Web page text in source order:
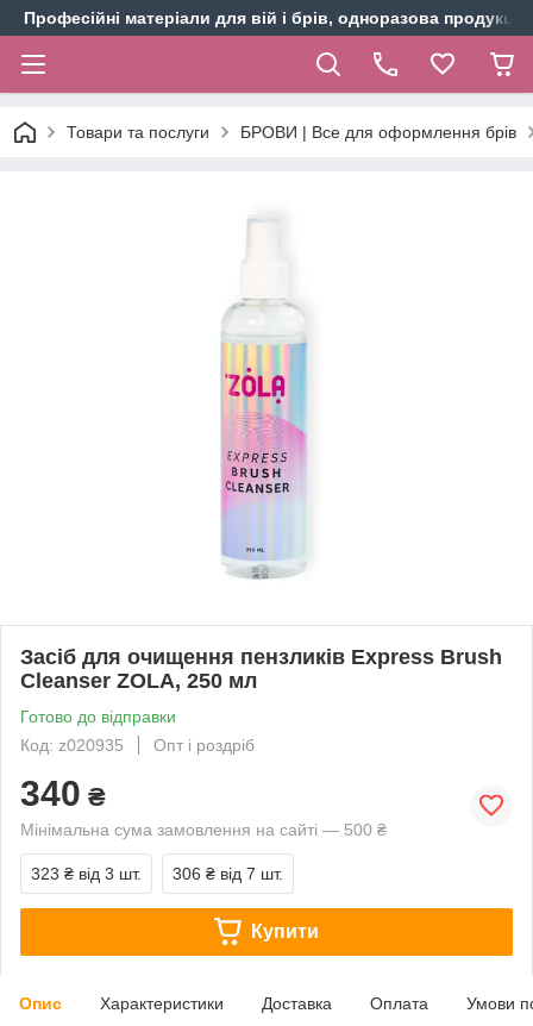
Професійні матеріали для вій і брів, одноразова продукція
Товари та послуги БРОВИ | Все для оформлення брів
Засіб для очищення пензликів Express Brush
Cleanser ZOLA, 250 мл
Готово до відправки
Код: z020935
Опт і роздріб
340 ₴
Мінімальна сума замовлення на сайті — 500 ₴
323 ₴ від 3 шт. 306 ₴ від 7 шт.
Купити
Опис Характеристики Доставка Оплата Умови